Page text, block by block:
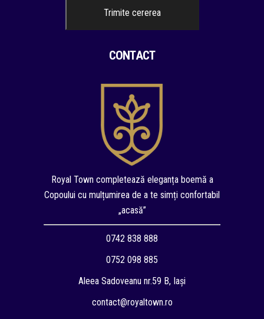
CONTACT
Royal Town completează eleganța boemă a
Copoului cu mulțumirea de a te simți confortabil
„acasă”
0742 838 888
0752 098 885
Aleea Sadoveanu nr.59 B, Iași
contact@royaltown.ro